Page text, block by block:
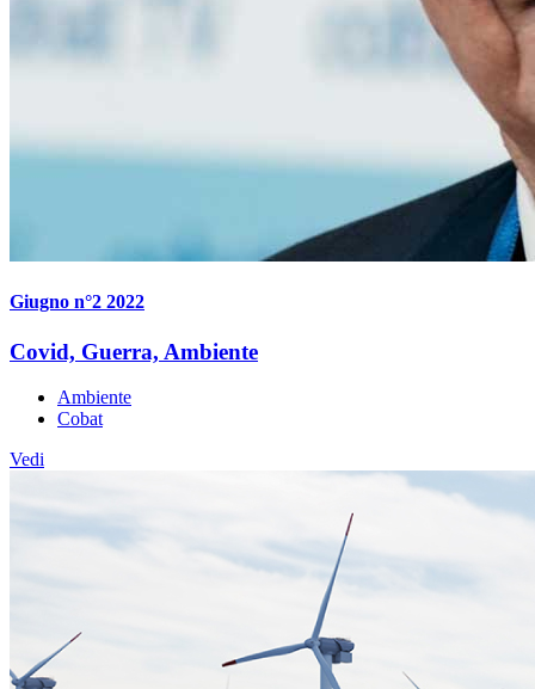
Giugno n°2 2022
Covid, Guerra, Ambiente
Ambiente
Cobat
Vedi